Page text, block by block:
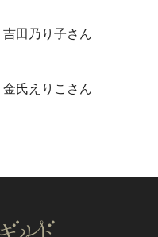
田乃り子さん
氏えりこさん